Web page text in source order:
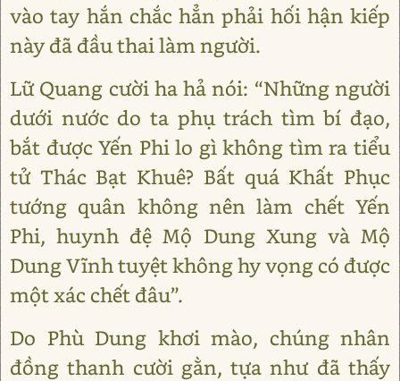
vào tay hắn chắc hẳn phải hối hận kiếp
này đã đầu thai làm người.
Lữ Quang cười ha hả nói: “Những người
dưới nước do ta phụ trách tìm bí đạo,
bắt được Yến Phi lo gì không tìm ra tiểu
tử Thác Bạt Khuê? Bất quá Khất Phục
tướng quân không nên làm chết Yến
Phi, huynh đệ Mộ Dung Xung và Mộ
Dung Vĩnh tuyệt không hy vọng có được
một xác chết đâu”.
Do Phù Dung khơi mào, chúng nhân
đồng thanh cười gằn, tựa như đã thấy